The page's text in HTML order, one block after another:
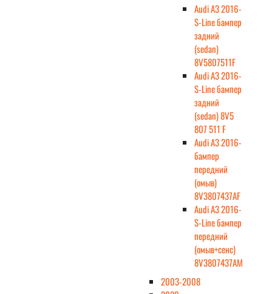
Audi A3 2016-
S-Line бампер
задний
(sedan)
8V5807511F
Audi A3 2016-
S-Line бампер
задний
(sedan) 8V5
807 511 F
Audi A3 2016-
бампер
передний
(омыв)
8V3807437AF
Audi A3 2016-
S-Line бампер
передний
(омыв+сенс)
8V3807437AM
2003-2008